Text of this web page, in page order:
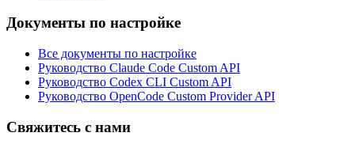
Документы по настройке
Все документы по настройке
Руководство Claude Code Custom API
Руководство Codex CLI Custom API
Руководство OpenCode Custom Provider API
Свяжитесь с нами